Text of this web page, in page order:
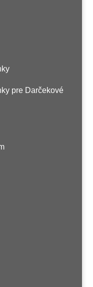
pre Darčekové